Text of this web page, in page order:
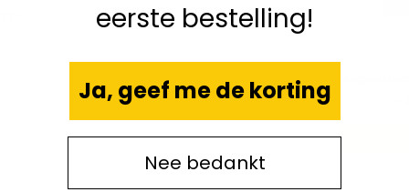
eerste bestelling!
Ja, geef me de korting
Nee bedankt